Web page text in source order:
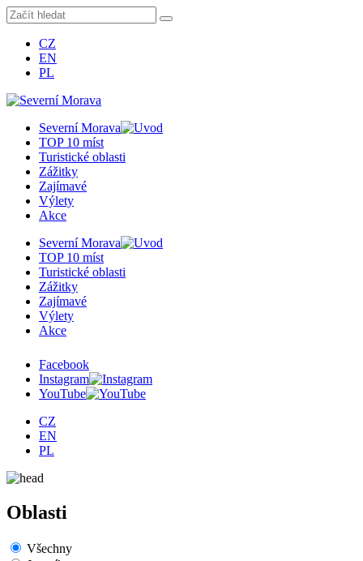
CZ
EN
PL
Severní Morava
TOP 10 míst
Turistické oblasti
Zážitky
Zajímavé
Výlety
Akce
Severní Morava
TOP 10 míst
Turistické oblasti
Zážitky
Zajímavé
Výlety
Akce
Facebook
Instagram
YouTube
CZ
EN
PL
Oblasti
Všechny